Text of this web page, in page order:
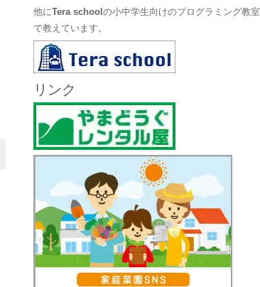
他にTera schoolの小中学生向けのプログラミング教室
で教えています。
リンク